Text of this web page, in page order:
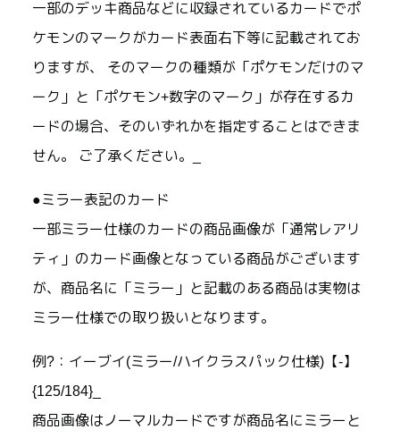
一部のデッキ商品などに収録されているカードでポ
ケモンのマークがカード表面右下等に記載されてお
りますが、 そのマークの種類が「ポケモンだけのマ
ーク」と「ポケモン+数字のマーク」が存在するカ
ードの場合、そのいずれかを指定することはできま
せん。 ご了承ください。_
●ミラー表記のカード
一部ミラー仕様のカードの商品画像が「通常レアリ
ティ」のカード画像となっている商品がございます
が、商品名に「ミラー」と記載のある商品は実物は
ミラー仕様での取り扱いとなります。
例?：イーブイ(ミラー/ハイクラスパック仕様)【-】
{125/184}_
商品画像はノーマルカードですが商品名にミラーと